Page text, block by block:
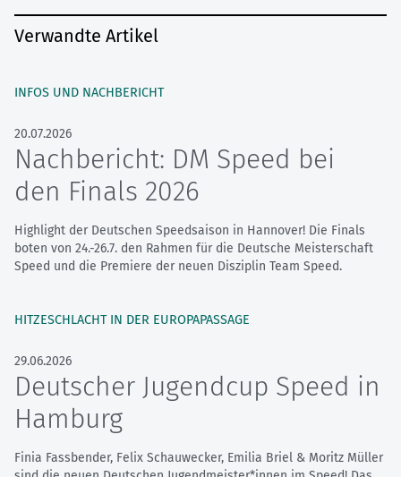
Verwandte Artikel
INFOS UND NACHBERICHT
20.07.2026
Nachbericht: DM Speed bei
den Finals 2026
Highlight der Deutschen Speedsaison in Hannover! Die Finals
boten von 24.-26.7. den Rahmen für die Deutsche Meisterschaft
Speed und die Premiere der neuen Disziplin Team Speed.
HITZESCHLACHT IN DER EUROPAPASSAGE
29.06.2026
Deutscher Jugendcup Speed in
Hamburg
Finia Fassbender, Felix Schauwecker, Emilia Briel & Moritz Müller